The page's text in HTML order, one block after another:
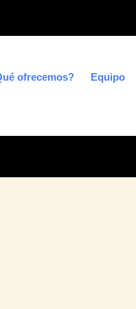
ofrecemos? Equipo